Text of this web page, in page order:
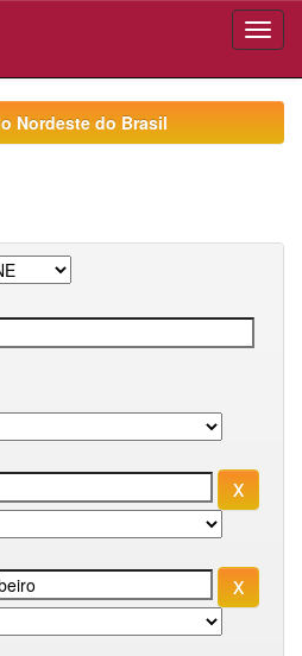
Nordeste do Brasil